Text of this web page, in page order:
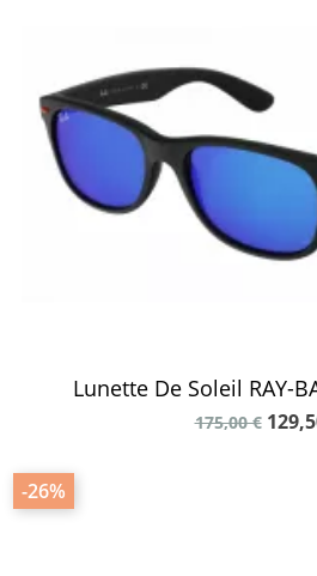
Lunette De Soleil RAY-
175,00 €
-26%